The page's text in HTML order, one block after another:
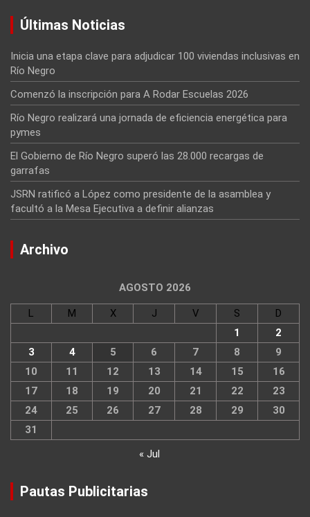
Últimas Noticias
Inicia una etapa clave para adjudicar 100 viviendas inclusivas en
Río Negro
Comenzó la inscripción para A Rodar Escuelas 2026
Río Negro realizará una jornada de eficiencia energética para
pymes
El Gobierno de Río Negro superó las 28.000 recargas de
garrafas
JSRN ratificó a López como presidente de la asamblea y
facultó a la Mesa Ejecutiva a definir alianzas
Archivo
AGOSTO 2026
L M X J V S
D
1
2
3
4 5 6 7 8
9
10
11 12 13 14 15
16
17
18 19 20 21 22
23
24
25 26 27 28 29
30
31
« Jul
Pautas Publicitarias